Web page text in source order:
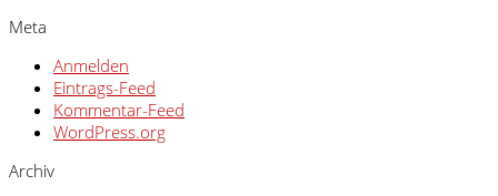
Meta
Anmelden
Eintrags-Feed
Kommentar-Feed
WordPress.org
Archiv